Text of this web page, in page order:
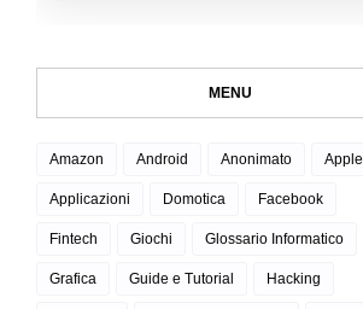
MENU
Amazon Android Anonimato Apple
Applicazioni Domotica Facebook
Fintech Giochi Glossario Informatico
Grafica Guide e Tutorial Hacking